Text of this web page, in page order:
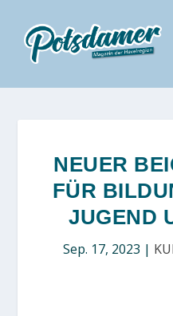
NEUER
FÜR
JUGEND
Sep. 17, 2023 |